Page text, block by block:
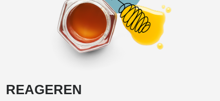
REAGEREN